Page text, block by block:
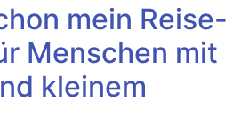
mein Reise-
Menschen mit
kleinem